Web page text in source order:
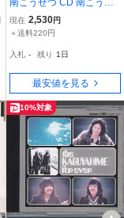
つの50曲
現在 2,530円
＋送料220円
入札 - 残り 1日
最安値を見る
10%対象